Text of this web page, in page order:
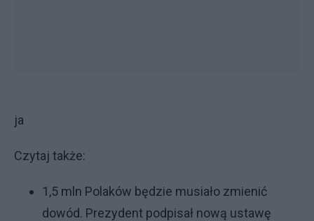
ja
Czytaj także:
1,5 mln Polaków będzie musiało zmienić
dowód. Prezydent podpisał nową ustawę